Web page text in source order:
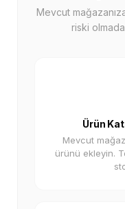
Mevcut
riski
Ürün
Mevcut
ürünü ekleyin.